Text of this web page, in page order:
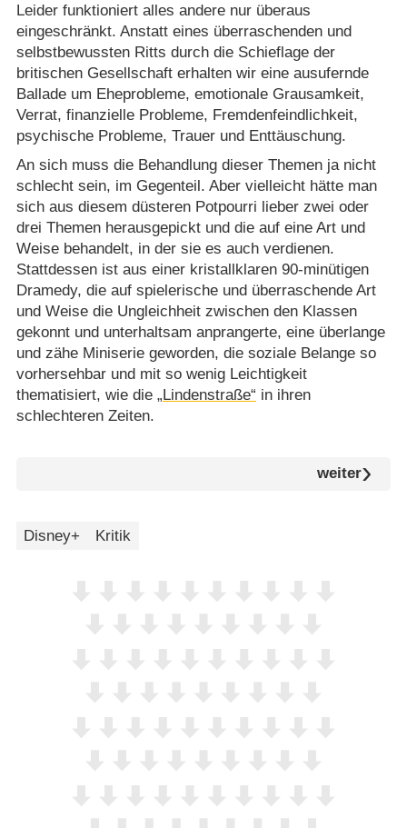
Leider funktioniert alles andere nur überaus
eingeschränkt. Anstatt eines überraschenden und
selbstbewussten Ritts durch die Schieflage der
britischen Gesellschaft erhalten wir eine ausufernde
Ballade um Eheprobleme, emotionale Grausamkeit,
Verrat, finanzielle Probleme, Fremdenfeindlichkeit,
psychische Probleme, Trauer und Enttäuschung.
An sich muss die Behandlung dieser Themen ja nicht
schlecht sein, im Gegenteil. Aber vielleicht hätte man
sich aus diesem düsteren Potpourri lieber zwei oder
drei Themen herausgepickt und die auf eine Art und
Weise behandelt, in der sie es auch verdienen.
Stattdessen ist aus einer kristallklaren 90-minütigen
Dramedy, die auf spielerische und überraschende Art
und Weise die Ungleichheit zwischen den Klassen
gekonnt und unterhaltsam anprangerte, eine überlange
und zähe Miniserie geworden, die soziale Belange so
vorhersehbar und mit so wenig Leichtigkeit
thematisiert, wie die „Lindenstraße“ in ihren
schlechteren Zeiten.
weiter
Disney+ Kritik